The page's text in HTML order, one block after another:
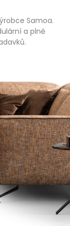
Samoa.
a plně